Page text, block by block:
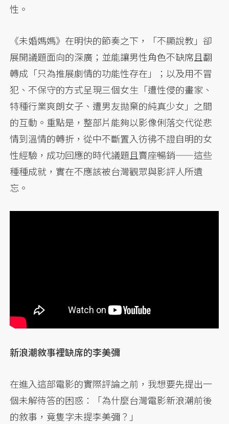
性。
《未婚媽媽》在明快的節奏之下，「不顯說教」卻
展開議題面向的深廣；並能讓男性角色不缺席且翻
轉成「只為推展劇情的功能性存在」；以及用不冒
犯、不保守的方式呈現三個女生「遭性侵的畫家、
特種行業爽朗女子、遭男友拋棄的純真少女」之間
的互動。重點是，整部片能夠以影像俐落交代從悲
情到溫情的轉折，從中不斷置入彷彿不證自明的女
性經驗，成功回應的時代議題且賣座暢銷——這些
種種成就，實在不應該被台灣觀眾與影評人所遺
忘。
新浪潮敘事裡缺席的李美彌
在進入這部電影的實際評論之前，我想要先提出一
個未解待答的困惑：「為什麼台灣電影新浪潮前後
的敘事，竟隻字未提李美彌？」